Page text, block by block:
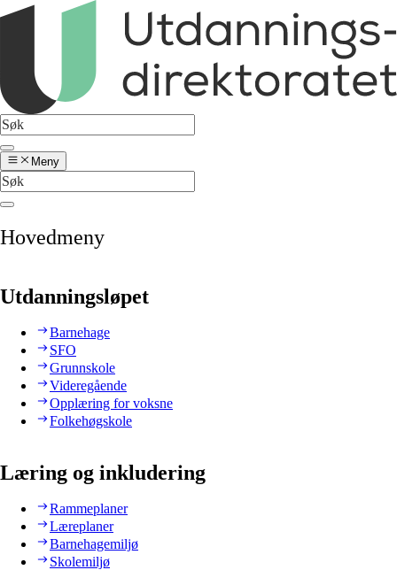
Meny
Hovedmeny
Utdanningsløpet
Barnehage
SFO
Grunnskole
Videregående
Opplæring for voksne
Folkehøgskole
Læring og inkludering
Rammeplaner
Læreplaner
Barnehagemiljø
Skolemiljø